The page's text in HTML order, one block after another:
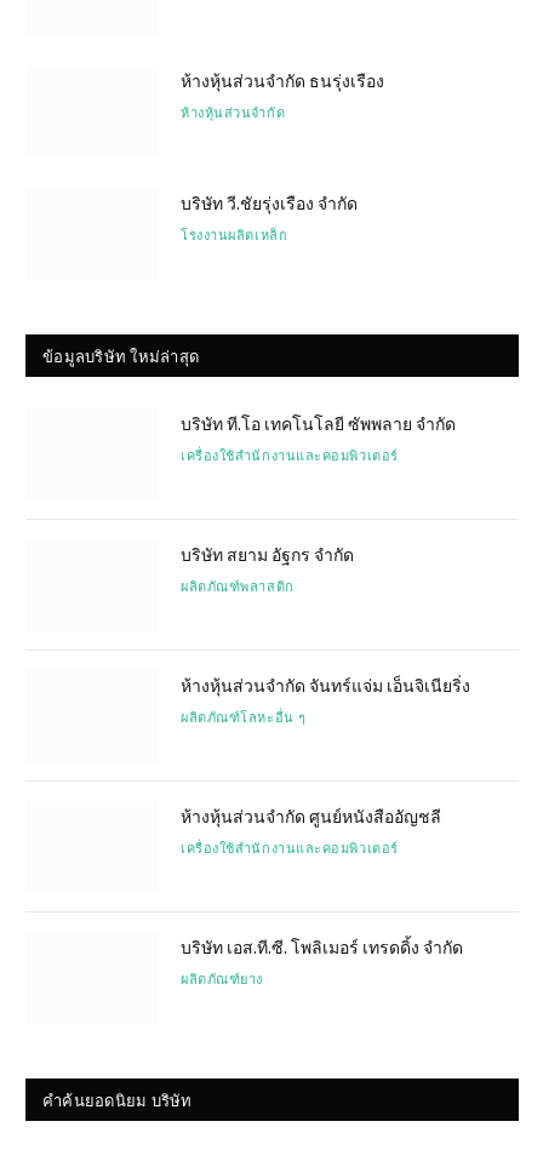
ห้างหุ้นส่วนจำกัด ธนรุ่งเรือง
ห้างหุ้นส่วนจำกัด
บริษัท วี.ชัยรุ่งเรือง จำกัด
โรงงานผลิตเหล็ก
ข้อมูลบริษัท ใหม่ล่าสุด
บริษัท ที.โอ เทคโนโลยี ซัพพลาย จำกัด
เครื่องใช้สำนักงานและคอมพิวเตอร์
บริษัท สยาม อัฐกร จำกัด
ผลิตภัณฑ์พลาสติก
ห้างหุ้นส่วนจำกัด จันทร์แจ่ม เอ็นจิเนียริ่ง
ผลิตภัณฑ์โลหะอื่น ๆ
ห้างหุ้นส่วนจำกัด ศูนย์หนังสืออัญชลี
เครื่องใช้สำนักงานและคอมพิวเตอร์
บริษัท เอส.ที.ซี. โพลิเมอร์ เทรดดิ้ง จำกัด
ผลิตภัณฑ์ยาง
คำค้นยอดนิยม บริษัท